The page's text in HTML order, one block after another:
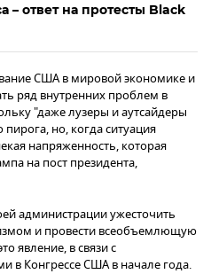
– ответ на протесты Black
США в мировой экономике и
ряд внутренних проблем в
"даже лузеры и аутсайдеры
но, когда ситуация
напряженность, которая
на пост президента,
администрации ужесточить
и провести всеобъемлющую
явление, в связи с
в Конгрессе США в начале года.